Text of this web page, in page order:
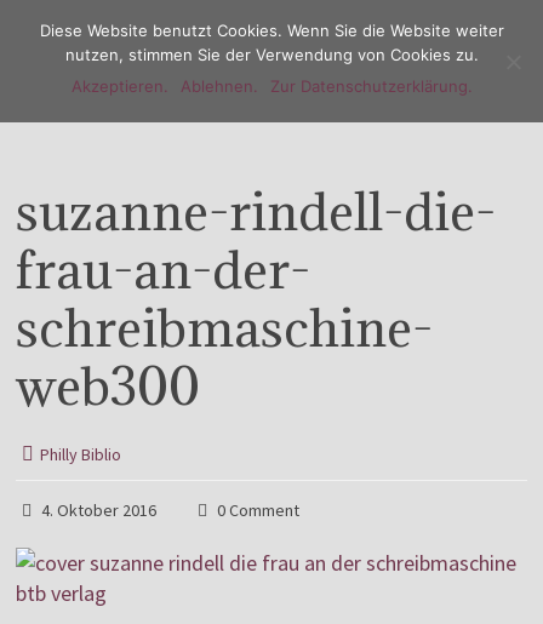
Menu
suzanne-rindell-die-
frau-an-der-
schreibmaschine-
web300
Philly Biblio
4. Oktober 2016 0 Comment
Diese Website benutzt Cookies. Wenn Sie die Website weiter
nutzen, stimmen Sie der Verwendung von Cookies zu.
Akzeptieren.
Ablehnen. Zur Datenschutzerklärung.